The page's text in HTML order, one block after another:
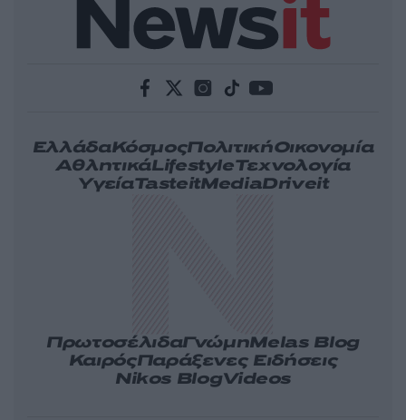
ΕλλάδαΚόσμοςΠολιτικήΟικονομία
ΑθλητικάLifestyleΤεχνολογία
ΥγείαTasteitMediaDriveit
ΠρωτοσέλιδαΓνώμηMelas Blog
ΚαιρόςΠαράξενες Ειδήσεις
Nikos BlogVideos